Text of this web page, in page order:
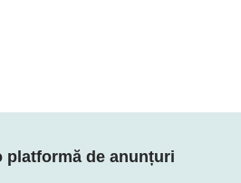
platformă de anunțuri